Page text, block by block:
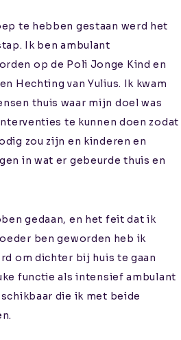
te hebben gestaan werd het
Ik ben ambulant
op de Poli Jonge Kind en
Hechting van Yulius. Ik kwam
thuis waar mijn doel was
te kunnen doen zodat
zou zijn en kinderen en
in wat er gebeurde thuis en
gedaan, en het feit dat ik
ben geworden heb ik
om dichter bij huis te gaan
functie als intensief ambulant
die ik met beide